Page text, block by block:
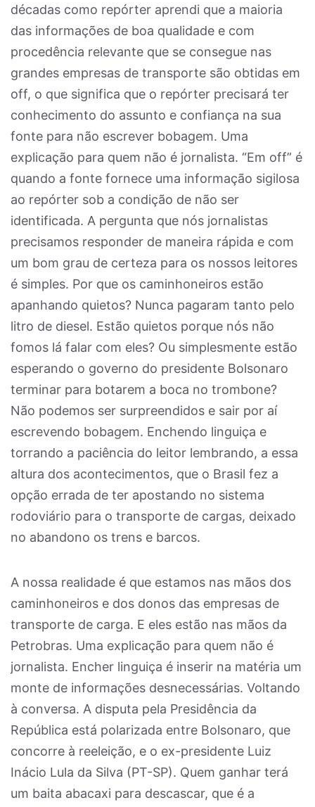
décadas como repórter aprendi que a maioria
das informações de boa qualidade e com
procedência relevante que se consegue nas
grandes empresas de transporte são obtidas em
off, o que significa que o repórter precisará ter
conhecimento do assunto e confiança na sua
fonte para não escrever bobagem. Uma
explicação para quem não é jornalista. “Em off” é
quando a fonte fornece uma informação sigilosa
ao repórter sob a condição de não ser
identificada. A pergunta que nós jornalistas
precisamos responder de maneira rápida e com
um bom grau de certeza para os nossos leitores
é simples. Por que os caminhoneiros estão
apanhando quietos? Nunca pagaram tanto pelo
litro de diesel. Estão quietos porque nós não
fomos lá falar com eles? Ou simplesmente estão
esperando o governo do presidente Bolsonaro
terminar para botarem a boca no trombone?
Não podemos ser surpreendidos e sair por aí
escrevendo bobagem. Enchendo linguiça e
torrando a paciência do leitor lembrando, a essa
altura dos acontecimentos, que o Brasil fez a
opção errada de ter apostando no sistema
rodoviário para o transporte de cargas, deixado
no abandono os trens e barcos.
A nossa realidade é que estamos nas mãos dos
caminhoneiros e dos donos das empresas de
transporte de carga. E eles estão nas mãos da
Petrobras. Uma explicação para quem não é
jornalista. Encher linguiça é inserir na matéria um
monte de informações desnecessárias. Voltando
à conversa. A disputa pela Presidência da
República está polarizada entre Bolsonaro, que
concorre à reeleição, e o ex-presidente Luiz
Inácio Lula da Silva (PT-SP). Quem ganhar terá
um baita abacaxi para descascar, que é a